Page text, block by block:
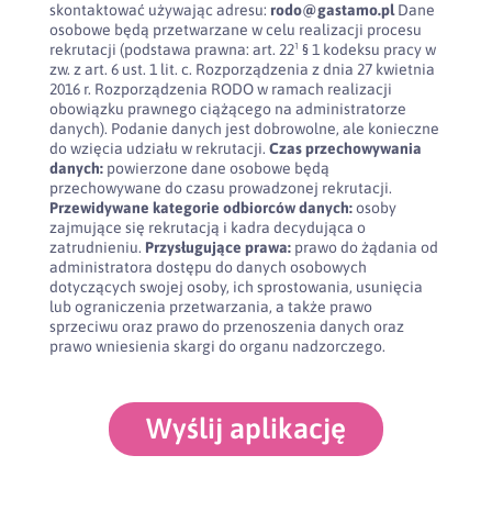
skontaktować używając adresu: rodo@gastamo.plDane
osobowe będą przetwarzane w celu realizacji procesu
rekrutacji (podstawa prawna: art. 22¹ § 1 kodeksu pracy w
zw. z art. 6 ust. 1 lit. c. Rozporządzenia z dnia 27 kwietnia
2016 r. Rozporządzenia RODO w ramach realizacji
obowiązku prawnego ciążącego na administratorze
danych). Podanie danych jest dobrowolne, ale konieczne
do wzięcia udziału w rekrutacji. Czas przechowywania
danych:powierzone dane osobowe będą
przechowywane do czasu prowadzonej rekrutacji.
Przewidywane kategorie odbiorców danych:osoby
zajmujące się rekrutacją i kadra decydująca o
zatrudnieniu. Przysługujące prawa:prawo do żądania od
administratora dostępu do danych osobowych
dotyczących swojej osoby, ich sprostowania, usunięcia
lub ograniczenia przetwarzania, a także prawo
sprzeciwu oraz prawo do przenoszenia danych oraz
prawo wniesienia skargi do organu nadzorczego.
Wyślij aplikację